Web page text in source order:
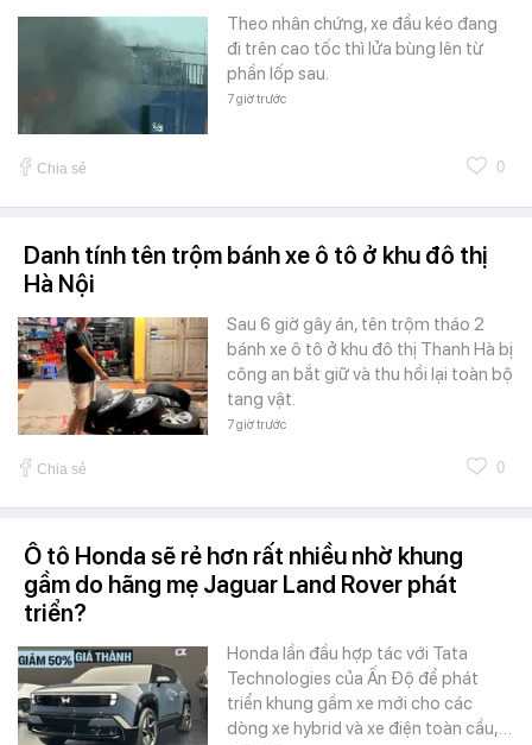
Theo nhân chứng, xe đầu kéo đang
đi trên cao tốc thì lửa bùng lên từ
phần lốp sau.
7 giờ trước
Chia sẻ 0
Danh tính tên trộm bánh xe ô tô ở khu đô thị
Hà Nội
Sau 6 giờ gây án, tên trộm tháo 2
bánh xe ô tô ở khu đô thị Thanh Hà bị
công an bắt giữ và thu hồi lại toàn bộ
tang vật.
7 giờ trước
Chia sẻ 0
Ô tô Honda sẽ rẻ hơn rất nhiều nhờ khung
gầm do hãng mẹ Jaguar Land Rover phát
triển?
Honda lần đầu hợp tác với Tata
Technologies của Ấn Độ để phát
triển khung gầm xe mới cho các
dòng xe hybrid và xe điện toàn cầu,…